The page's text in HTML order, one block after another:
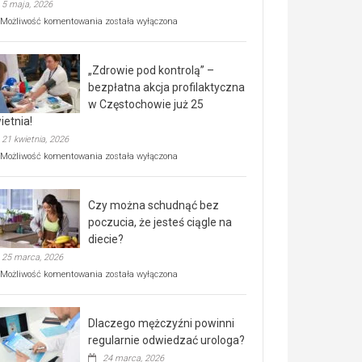
5 maja, 2026
Możliwość komentowania Rusza
rehabilitacji
dla
seniorów!
została wyłączona
„Zdrowie pod kontrolą” –
bezpłatna akcja profilaktyczna
w Częstochowie już 25
21 kwietnia, 2026
Możliwość komentowania „Zdrowie
bezpłatna
akcja
profilaktyczna
w
już
kwietnia!
została wyłączona
Czy można schudnąć bez
poczucia, że jesteś ciągle na
diecie?
25 marca, 2026
Możliwość komentowania Czy
poczucia,
że
została wyłączona
Dlaczego mężczyźni powinni
regularnie odwiedzać urologa?
24 marca, 2026